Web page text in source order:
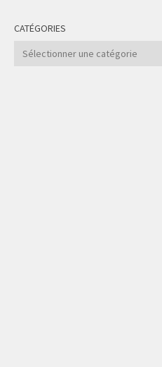
CATÉGORIES
Catégories